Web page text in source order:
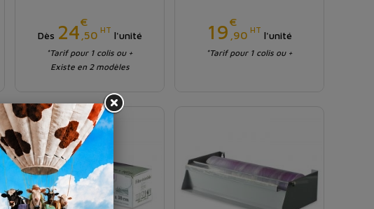
Dès 24€
,50 HT l'unité
*Tarif pour 1 colis ou +
Existe en 2 modèles
19€
,90 HT l'unité
*Tarif pour 1 colis ou +